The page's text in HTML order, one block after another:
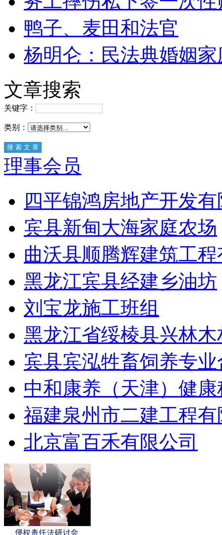
鸭子、麦田和法官
杨明仑：民法典婚姻
文章搜索
关键字：
类别：
理事会员
四平锦鸿房地产开发
宾县新甸大海家庭农场
曲沃县顺腾辉建筑工
黑龙江宾县经建乡油坊
刘宝龙施工班组
黑龙江省绥棱县兴林
宾县宾泓牲畜饲养专
中和康养（天津）健
福建泉州市二建工程
北京富百禾有限公司